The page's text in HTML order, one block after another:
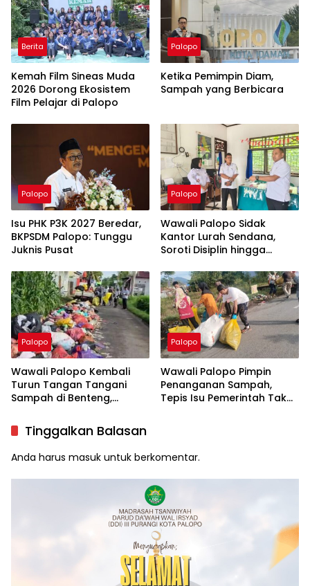
Berita
Kemah Film Sineas Muda
2026 Dorong Ekosistem
Film Pelajar di Palopo
Palopo
Ketika Pemimpin Diam,
Sampah yang Berbicara
Palopo
Isu PHK P3K 2027 Beredar,
BKPSDM Palopo: Tunggu
Juknis Pusat
Palopo
Wawali Palopo Sidak
Kantor Lurah Sendana,
Soroti Disiplin hingga
Palopo
Wawali Palopo Kembali
Turun Tangan Tangani
Sampah di Benteng,
Palopo
Wawali Palopo Pimpin
Penanganan Sampah,
Tepis Isu Pemerintah Tak
Tinggalkan Balasan
Anda harus masuk untuk berkomentar.